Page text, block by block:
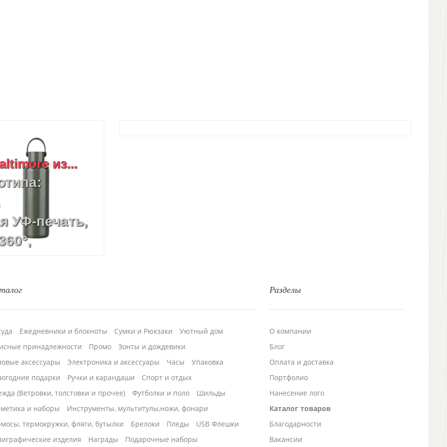
из...
УФ-печать,
Разделы
О компании
Блог
Оплата и доставка
Портфолио
Нанесение лого
Каталог товаров
Благодарности
Вакансии
Ежедневники и блокноты Сумки и Рюкзаки
Уютный дом
принадлежности
Промо
Зонты и дождевики
аксессуары
Электроника и аксессуары Часы
Упаковка
подарки
Ручки и карандаши
Спорт и отдых
(Ветровки, толстовки и прочее)
Футболки и поло
Шильды
и наборы
Инструменты, мультитулы,ножи, фонари
термокружки, фляги, бутылки
Брелоки Пледы
USB Флешки
изделия
Награды Подарочные наборы